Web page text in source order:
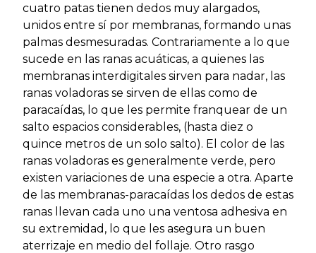
cuatro patas tienen dedos muy alargados,
unidos entre sí por membranas, formando unas
palmas desmesuradas. Contrariamente a lo que
sucede en las ranas acuáticas, a quienes las
membranas interdigitales sirven para nadar, las
ranas voladoras se sirven de ellas como de
paracaídas, lo que les permite franquear de un
salto espacios considerables, (hasta diez o
quince metros de un solo salto). El color de las
ranas voladoras es generalmente verde, pero
existen variaciones de una especie a otra. Aparte
de las membranas-paracaídas los dedos de estas
ranas llevan cada uno una ventosa adhesiva en
su extremidad, lo que les asegura un buen
aterrizaje en medio del follaje. Otro rasgo